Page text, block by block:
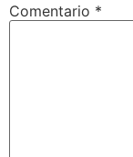
Comentario *